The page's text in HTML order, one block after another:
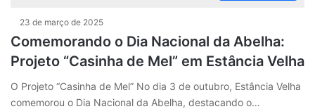
23 de março de 2025
Comemorando o Dia Nacional da Abelha:
Projeto “Casinha de Mel” em Estância Velha
O Projeto “Casinha de Mel” No dia 3 de outubro, Estância Velha
comemorou o Dia Nacional da Abelha, destacando o…